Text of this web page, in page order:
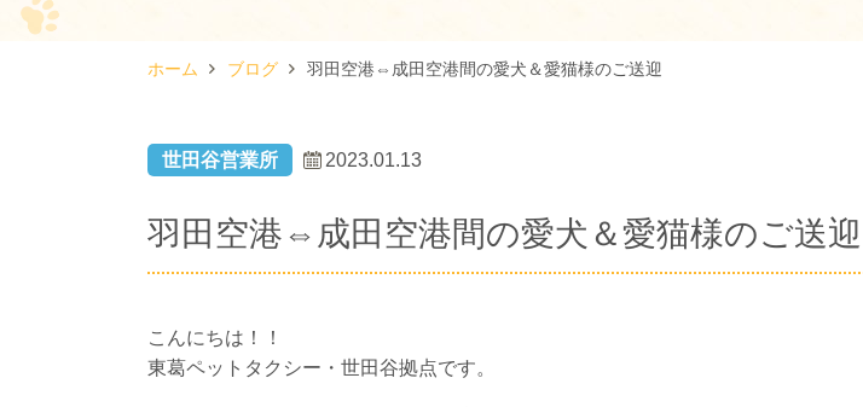
ホーム ブログ 羽田空港⇔成田空港間の愛犬＆愛猫様のご送迎
世田谷営業所 2023.01.13
羽田空港⇔成田空港間の愛犬＆愛猫様のご送迎
こんにちは！！
東葛ペットタクシー・世田谷拠点です。